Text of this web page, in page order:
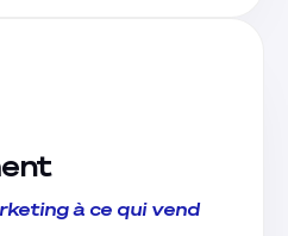
à ce qui vend